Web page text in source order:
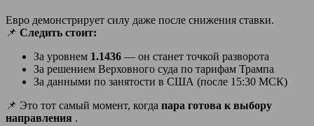
Евро демонстрирует силу даже после снижения ставки.
📌 Следить стоит:
За уровнем 1.1436 — он станет точкой разворота
За решением Верховного суда по тарифам Трампа
За данными по занятости в США (после 15:30 МСК)
📌 Это тот самый момент, когда пара готова к выбору
направления .